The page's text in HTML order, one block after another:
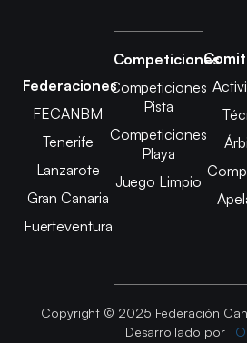
Federaciones
FECANBM
Tenerife
Lanzarote
Gran Canaria
Fuerteventura
Competiciones
Competiciones
Pista
Competiciones
Playa
Juego Limpio
Copyright © 2025 Federación
Desarrollado por